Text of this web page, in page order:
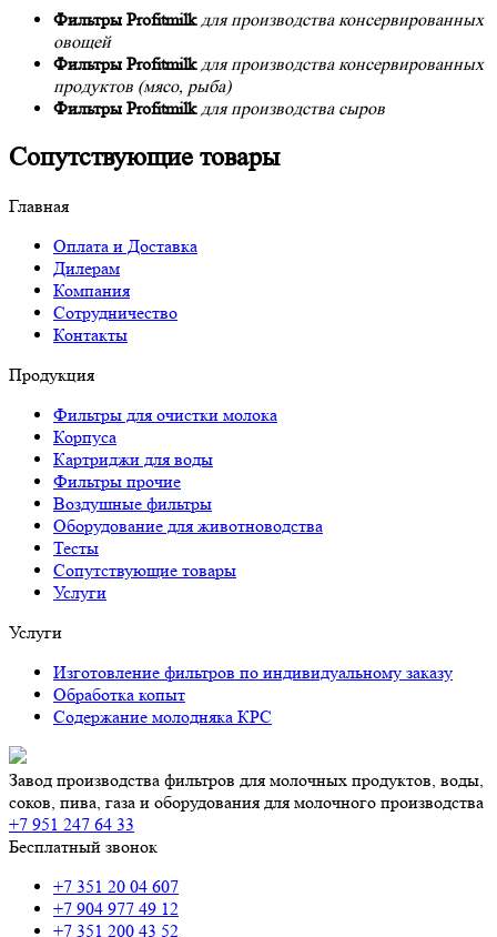
Фильтры Profitmilk для производства консервированных
овощей
Фильтры Profitmilk для производства консервированных
продуктов (мясо, рыба)
Фильтры Profitmilkдля производства сыров
Сопутствующие товары
Главная
Оплата и Доставка
Дилерам
Компания
Сотрудничество
Контакты
Продукция
Фильтры для очистки молока
Корпуса
Картриджи для воды
Фильтры прочие
Воздушные фильтры
Оборудование для животноводства
Тесты
Сопутствующие товары
Услуги
Услуги
Изготовление фильтров по индивидуальному заказу
Обработка копыт
Содержание молодняка КРС
Завод производства фильтров для молочных продуктов, воды,
соков, пива, газа и оборудования для молочного производства
+7 951 247 64 33
Бесплатный звонок
+7 351 20 04 607
+7 904 977 49 12
+7 351 200 43 52